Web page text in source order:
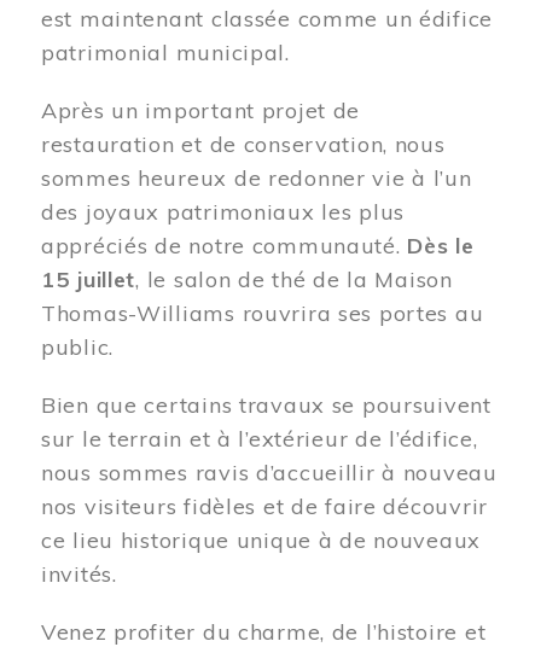
est maintenant classée comme un édifice
patrimonial municipal.
Après un important projet de
restauration et de conservation, nous
sommes heureux de redonner vie à l’un
des joyaux patrimoniaux les plus
appréciés de notre communauté. Dès le
15 juillet, le salon de thé de la Maison
Thomas-Williams rouvrira ses portes au
public.
Bien que certains travaux se poursuivent
sur le terrain et à l’extérieur de l’édifice,
nous sommes ravis d’accueillir à nouveau
nos visiteurs fidèles et de faire découvrir
ce lieu historique unique à de nouveaux
invités.
Venez profiter du charme, de l’histoire et